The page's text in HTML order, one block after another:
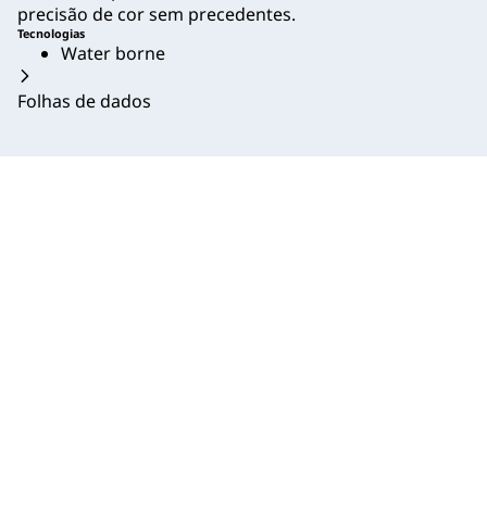
precisão de cor sem precedentes.
Tecnologias
Water borne
Folhas de dados